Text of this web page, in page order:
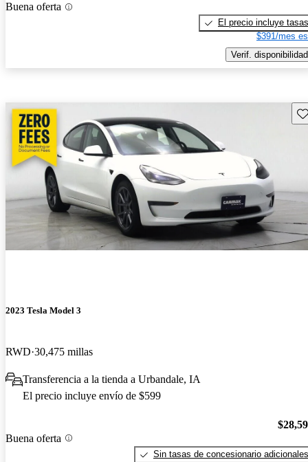
Buena oferta
El precio incluye tasas
$391/mes
Verif. disponibilidad
2023 Tesla Model 3
RWD 30,475 millas
Transferencia a la tienda a Urbandale, IA
El precio incluye envío de $599
Buena oferta
Sin tasas de concesionario adicionales